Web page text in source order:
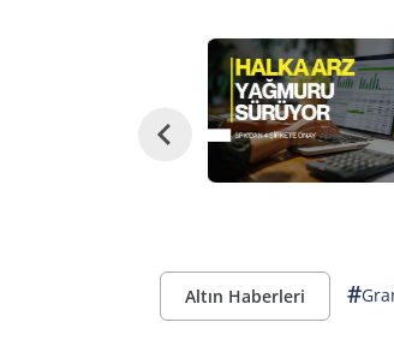
Altın Haberleri #